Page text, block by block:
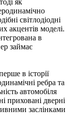
як
світлодіодні
акцентів моделі.
в
займає
в історії
ребра та
автомобіля
приховані дверні
заслінками